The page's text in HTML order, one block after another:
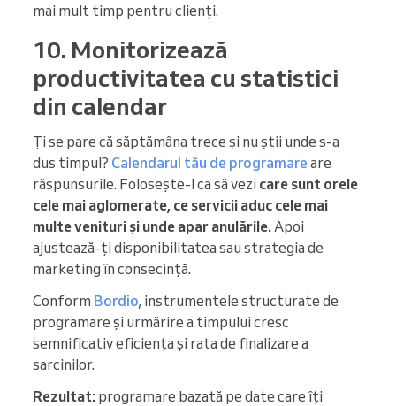
mai mult timp pentru clienți.
10. Monitorizează
productivitatea cu statistici
din calendar
Ți se pare că săptămâna trece și nu știi unde s-a
dus timpul? Calendarul tău de programare are
răspunsurile. Folosește-l ca să vezi care sunt orele
cele mai aglomerate, ce servicii aduc cele mai
multe venituri și unde apar anulările. Apoi
ajustează-ți disponibilitatea sau strategia de
marketing în consecință.
Conform Bordio, instrumentele structurate de
programare și urmărire a timpului cresc
semnificativ eficiența și rata de finalizare a
sarcinilor.
Rezultat: programare bazată pe date care îți